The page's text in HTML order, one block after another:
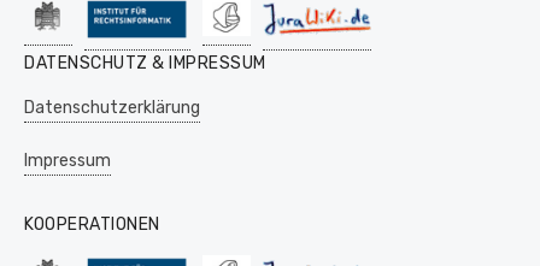
DATENSCHUTZ & IMPRESSUM
Datenschutzerklärung
Impressum
KOOPERATIONEN